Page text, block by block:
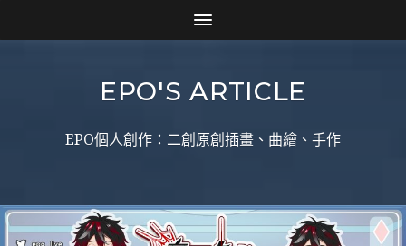
EPO'S ARTICLE
EPO個人創作：二創原創插畫、曲繪、手作